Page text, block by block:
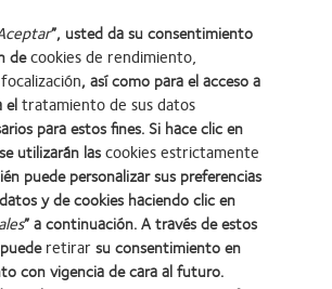
Learn
more
about
2011:
Premio
a
la
Learn
more
about
2012:
Premio
Manufacturing
Leadership
Learn
more
about
2012
Premio
internacional
REBRAND
Learn
more
about
Premio
de
”, usted da su consentimiento
decookies de rendimiento,
, así como para el acceso a
eltratamiento de sus datos
para estos fines. Si hace clic en
utilizarán lascookies estrictamente
puede personalizar sus preferencias
y de cookies haciendo clic en
” a continuación. A través de estos
retirarsu consentimiento en
con vigencia de cara al futuro.